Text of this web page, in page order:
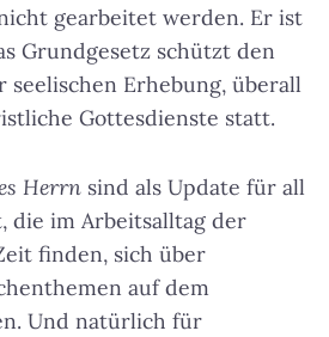
gearbeitet werden. Er ist
Grundgesetz schützt den
seelischen Erhebung, überall
Gottesdienste statt.
Herrn sind als Update für all
die im Arbeitsalltag der
finden, sich über
auf dem
Und natürlich für